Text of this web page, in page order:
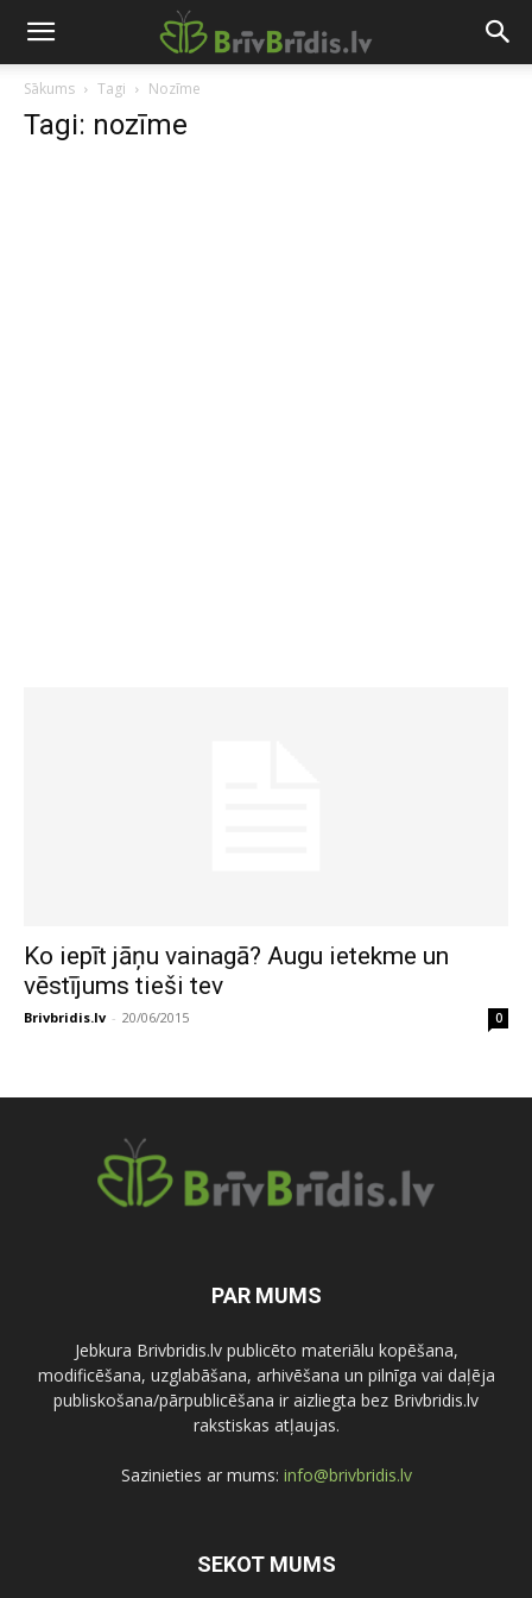
Sākums Tagi Nozīme
Tagi: nozīme
Ko iepīt jāņu vainagā? Augu ietekme un
vēstījums tieši tev
Brivbridis.lv - 20/06/2015 0
PAR MUMS
Jebkura Brivbridis.lv publicēto materiālu kopēšana,
modificēšana, uzglabāšana, arhivēšana un pilnīga vai daļēja
publiskošana/pārpublicēšana ir aizliegta bez Brivbridis.lv
rakstiskas atļaujas.
Sazinieties ar mums: info@brivbridis.lv
SEKOT MUMS